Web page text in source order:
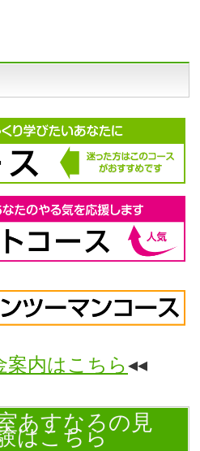
案内はこちら◂◂
あすなろの見
はこちら